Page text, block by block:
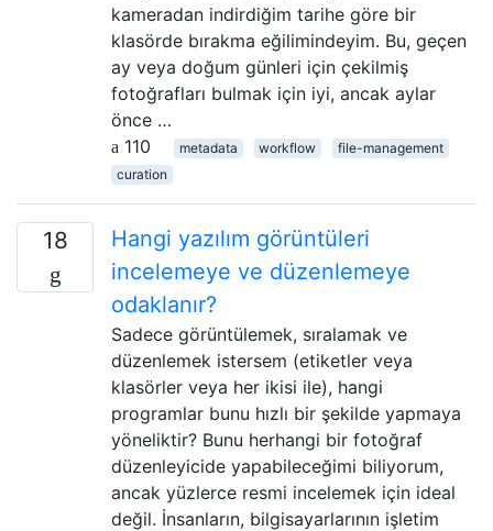
kameradan indirdiğim tarihe göre bir
klasörde bırakma eğilimindeyim. Bu, geçen
ay veya doğum günleri için çekilmiş
fotoğrafları bulmak için iyi, ancak aylar
önce …
110
metadata workflow
file-management
curation
18
Hangi yazılım görüntüleri
incelemeye ve düzenlemeye
odaklanır?
Sadece görüntülemek, sıralamak ve
düzenlemek istersem (etiketler veya
klasörler veya her ikisi ile), hangi
programlar bunu hızlı bir şekilde yapmaya
yöneliktir? Bunu herhangi bir fotoğraf
düzenleyicide yapabileceğimi biliyorum,
ancak yüzlerce resmi incelemek için ideal
değil. İnsanların, bilgisayarlarının işletim